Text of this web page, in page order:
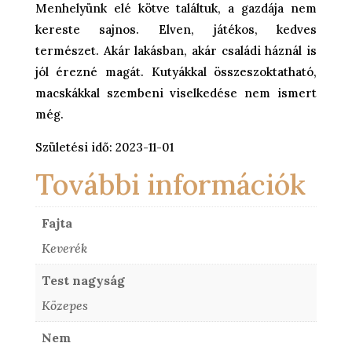
Menhelyünk elé kötve találtuk, a gazdája nem
kereste sajnos. Elven, játékos, kedves
természet. Akár lakásban, akár családi háznál is
jól érezné magát. Kutyákkal összeszoktatható,
macskákkal szembeni viselkedése nem ismert
még.
Születési idő: 2023-11-01
További információk
Fajta
Keverék
Test nagyság
Közepes
Nem